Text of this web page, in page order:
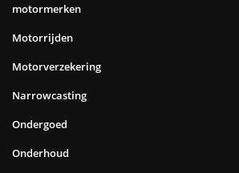
motormerken
Motorrijden
Motorverzekering
Narrowcasting
Ondergoed
Onderhoud